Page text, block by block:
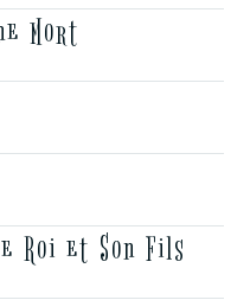
Mort
Roi et Son Fils